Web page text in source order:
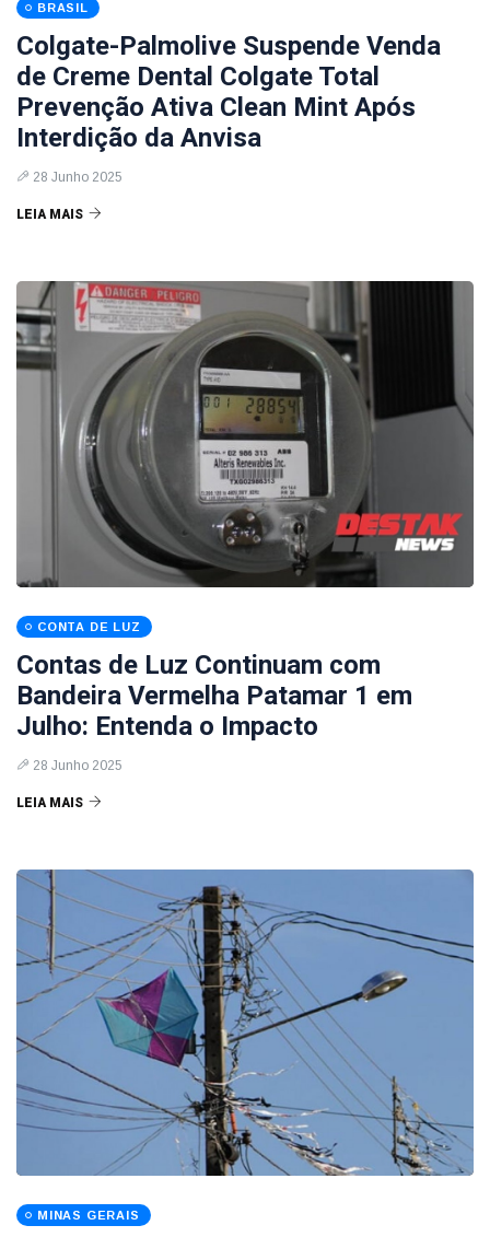
BRASIL
Colgate-Palmolive Suspende Venda
de Creme Dental Colgate Total
Prevenção Ativa Clean Mint Após
Interdição da Anvisa
28 Junho 2025
LEIA MAIS
CONTA DE LUZ
Contas de Luz Continuam com
Bandeira Vermelha Patamar 1 em
Julho: Entenda o Impacto
28 Junho 2025
LEIA MAIS
MINAS GERAIS